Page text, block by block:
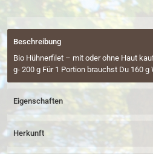
Beschreibung
Bio Hühnerfilet – mit oder ohne Haut
g- 200 g Für 1 Portion brauchst Du 160 g
Eigenschaften
Herkunft